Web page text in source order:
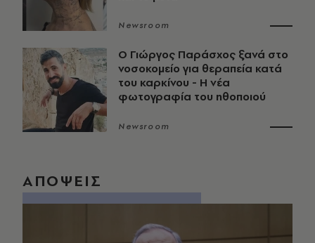
Newsroom
O Γιώργος Παράσχος ξανά στο
νοσοκομείο για θεραπεία κατά
του καρκίνου - Η νέα
φωτογραφία του ηθοποιού
Newsroom
ΑΠΟΨΕΙΣ